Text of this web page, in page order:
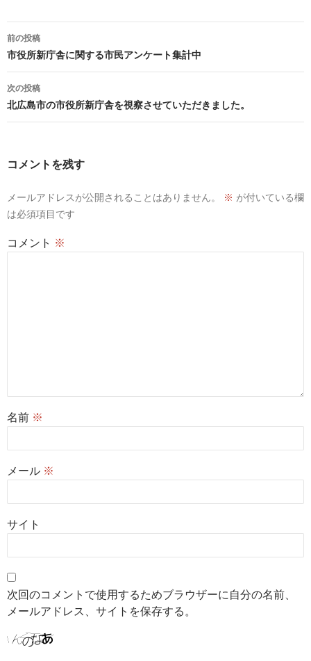
稿
ビ
ゲ
ー
ョ
前の投稿
市役所新庁舎に関する市民アンケート集計中
次の投稿
北広島市の市役所新庁舎を視察させていただきました。
コメントを残す
メールアドレスが公開されることはありません。 ※ が付いている欄
は必須項目です
コメント ※
名前 ※
メール ※
サイト
次回のコメントで使用するためブラウザーに自分の名前、
メールアドレス、サイトを保存する。